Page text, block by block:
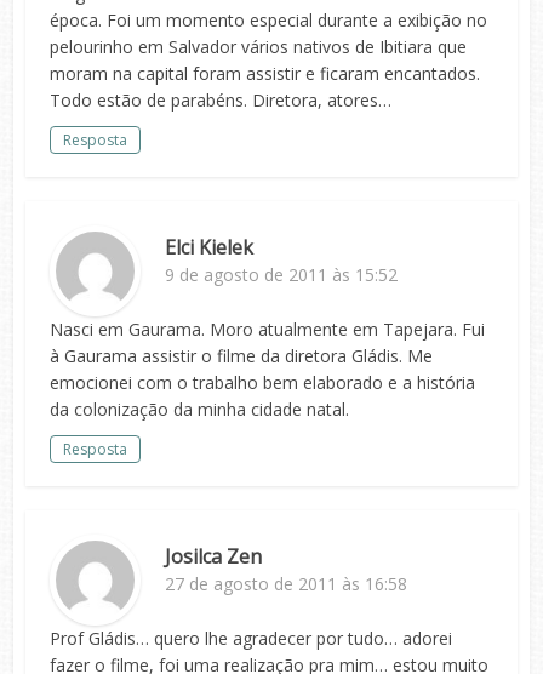
época. Foi um momento especial durante a exibição no
pelourinho em Salvador vários nativos de Ibitiara que
moram na capital foram assistir e ficaram encantados.
Todo estão de parabéns. Diretora, atores…
Resposta
Elci Kielek
9 de agosto de 2011 às 15:52
Nasci em Gaurama. Moro atualmente em Tapejara. Fui
à Gaurama assistir o filme da diretora Gládis. Me
emocionei com o trabalho bem elaborado e a história
da colonização da minha cidade natal.
Resposta
Josilca Zen
27 de agosto de 2011 às 16:58
Prof Gládis… quero lhe agradecer por tudo… adorei
fazer o filme, foi uma realização pra mim… estou muito